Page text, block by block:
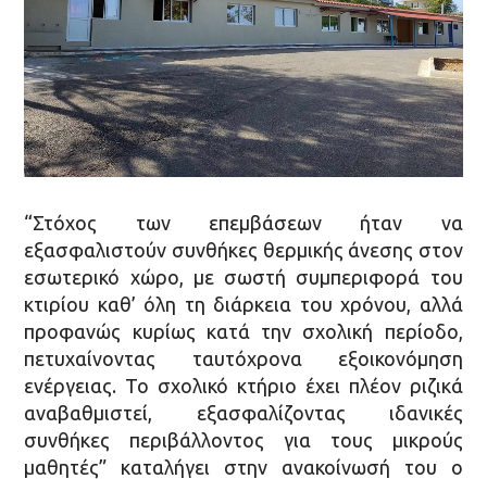
“Στόχος των επεμβάσεων ήταν να
εξασφαλιστούν συνθήκες θερμικής άνεσης στον
εσωτερικό χώρο, με σωστή συμπεριφορά του
κτιρίου καθ’ όλη τη διάρκεια του χρόνου, αλλά
προφανώς κυρίως κατά την σχολική περίοδο,
πετυχαίνοντας ταυτόχρονα εξοικονόμηση
ενέργειας. Το σχολικό κτήριο έχει πλέον ριζικά
αναβαθμιστεί, εξασφαλίζοντας ιδανικές
συνθήκες περιβάλλοντος για τους μικρούς
μαθητές” καταλήγει στην ανακοίνωσή του ο